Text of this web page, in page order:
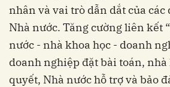
nhân và vai trò dẫn dắt của
Nhà nước. Tăng cường liên kết
nước - nhà khoa học - doanh
doanh nghiệp đặt bài toán, nhà
quyết, Nhà nước hỗ trợ và bảo